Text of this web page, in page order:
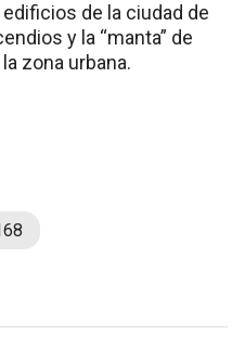
de la ciudad de
y la “manta” de
zona urbana.